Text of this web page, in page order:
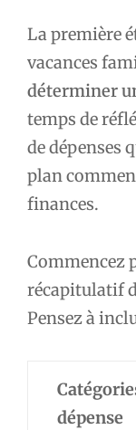
La première
vacances
déterminer
temps de
de dépenses
plan
finances.
Commencez
récapitulatif
Pensez à
dépense